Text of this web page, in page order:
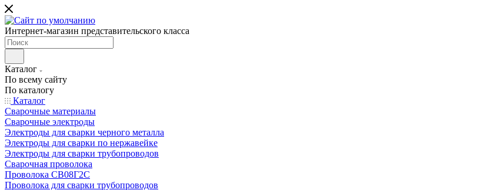
Интернет-магазин представительского класса
Каталог
По всему сайту
По каталогу
Каталог
Сварочные материалы
Сварочные электроды
Электроды для сварки черного металла
Электроды для сварки по нержавейке
Электроды для сварки трубопроводов
Сварочная проволока
Проволока СВ08Г2С
Проволока для сварки трубопроводов